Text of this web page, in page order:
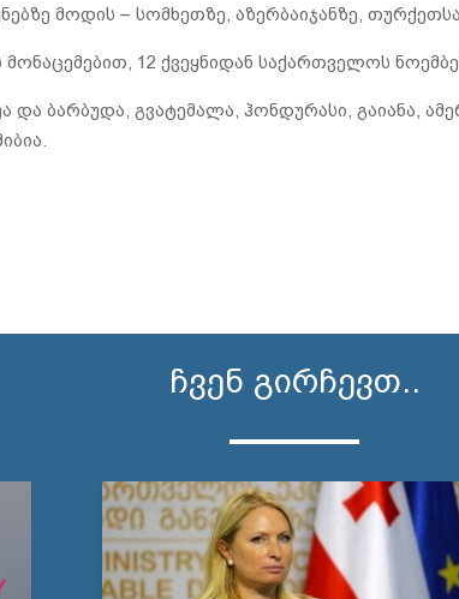
მოდის – სომხეთზე, აზერბაიჯანზე,
მონაცემებით, 12 ქვეყნიდან საქართველოს
და ბარბუდა, გვატემალა, ჰონდურასი, გაიანა,
ჩვენ გირჩევთ..